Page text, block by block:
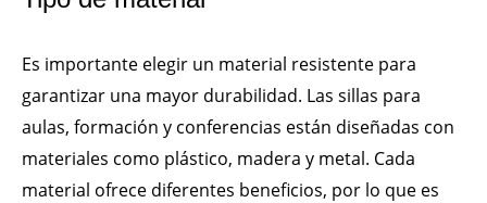
Es importante elegir un material resistente para
garantizar una mayor durabilidad. Las sillas para
aulas, formación y conferencias están diseñadas con
materiales como plástico, madera y metal. Cada
material ofrece diferentes beneficios, por lo que es